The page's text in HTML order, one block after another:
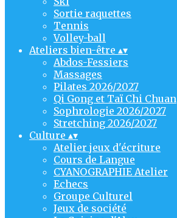
Sortie raquettes
Tennis
Volley-ball
Ateliers bien-être ▴▾
Abdos-Fessiers
Massages
Pilates 2026/2027
Qi Gong et Taï Chi Chuan
Sophrologie 2026/2027
Stretching 2026/2027
Culture ▴▾
Atelier jeux d'écriture
Cours de Langue
CYANOGRAPHIE Atelier
Echecs
Groupe Culturel
Jeux de société